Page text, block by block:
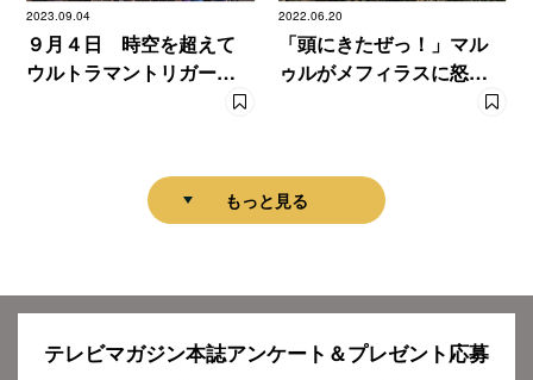
2023.09.04
９月４日 時空を超えて
ウルトラマントリガーと
2022.06.20
「頭にきたぜっ！」マル
ゥルがメフィラスに怒
る！ 話題の本を試し読
もっと見る
テレビマガジン本誌アンケート＆プレゼント応募